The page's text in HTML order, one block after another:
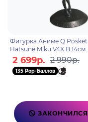
Фигурка Аниме Q Posket
Hatsune Miku V4X B 14см
BP18912P
2 699р. 2 990р.
135 Pop-Баллов
ЗАКОНЧИЛСЯ